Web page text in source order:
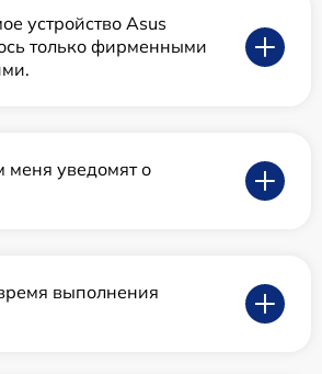
устройство Asus
только фирменными
меня уведомят о
выполнения